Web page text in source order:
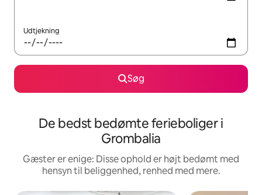
Udtjekning
Søg
De bedst bedømte ferieboliger i
Grombalia
Gæster er enige: Disse ophold er højt bedømt med
hensyn til beliggenhed, renhed med mere.